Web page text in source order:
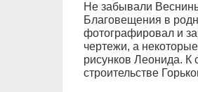
Не забывали
Благовещения в
фотографировал и
чертежи, а
рисунков Леонида. К
строительстве